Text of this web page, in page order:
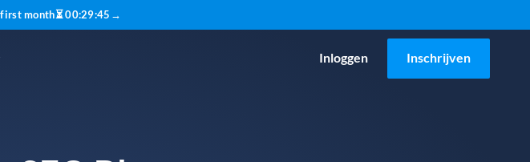
first month⏳00:29:44 →
Inloggen Inschrijven